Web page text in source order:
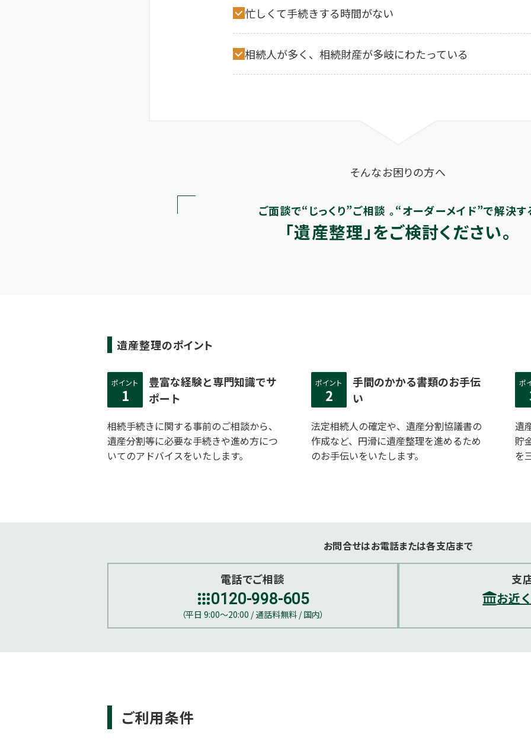
忙しくて手続きする時間がない
相続人が多く、相続財産が多岐にわたっている
そんなお困りの方へ
ご面談で“じっくり”ご相談 。“オーダーメイド”で解決す
「遺産整理」をご検討ください。
遺産整理のポイント
ポイント
1
豊富な経験と専門知識でサ
ポート
相続手続きに関する事前のご相談から、
遺産分割等に必要な手続きや進め方につ
いてのアドバイスをいたします。
ポイント
2
手間のかかる書類のお手伝
い
法定相続人の確定や、遺産分割協議書の
作成など、円滑に遺産整理を進めるため
のお手伝いをいたします。
ポ
遺
貯
を
お問合せはお電話または各支店まで
電話でご相談
0120-998-605
（平日 9:00～20:00 / 通話料無料 / 国内）
支
お近
ご利用条件